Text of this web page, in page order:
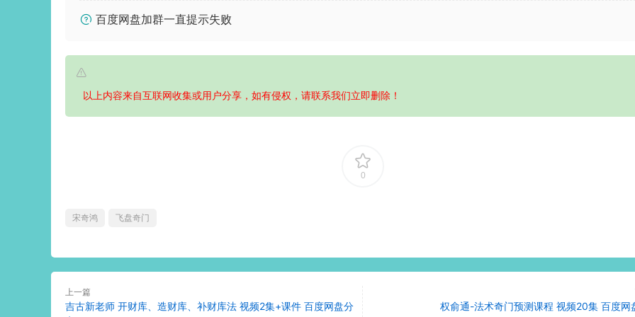
百度网盘加群一直提示失败
以上内容来自互联网收集或用户分享，如有侵权，请联系我们立即删除！
0
宋奇鸿 飞盘奇门
上一篇
吉古新老师 开财库、造财库、补财库法 视频2集+课件 百度网盘分
权俞通-法术奇门预测课程 视频20集 百度网